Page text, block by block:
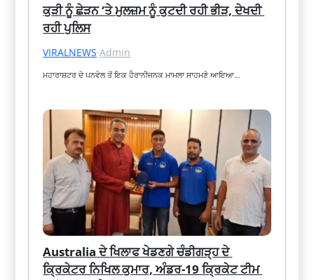
ਕੁੜੀ ਨੂੰ ਛੇੜਨ ‘ਤੇ ਮੁਲਜ਼ਮ ਨੂੰ ਕੁਟਦੀ ਰਹੀ ਭੀੜ, ਦੇਖਦੀ
ਰਹੀ ਪੁਲਿਸ
VIRALNEWS·Admin
ਮਹਾਰਾਸ਼ਟਰ ਦੇ ਪਨਵੇਲ ਤੋਂ ਇਕ ਹੈਰਾਨੀਜਨਕ ਮਾਮਲਾ ਸਾਹਮਣੇ ਆਇਆ…
Australia ਦੇ ਖਿਲਾਫ ਖੇਡਣਗੇ ਚੰਡੀਗੜ੍ਹ ਦੇ
ਕ੍ਰਿਕੇਟਰ ਨਿਖਿਲ ਕੁਮਾਰ, ਅੰਡਰ-19 ਕ੍ਰਿਕੇਟ ਟੀਮ